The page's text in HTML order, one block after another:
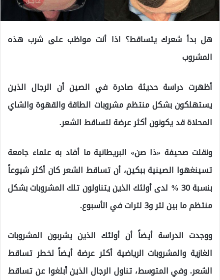
هل بدأ شعرك يتساقط؟ اذا أنت مواظب على شرب هذه
المشروب
أظهرت دراسة حديثة صادرة في الصين أن الرجال الذين
يستهلكون بشكل منتظم مشروبات الطاقة والقهوة والشاي
المحلاة قد يكونون أكثر عرضة لتساقط الشعر.
ونقلت صحيفة «ذا صن» البريطانية ما أفاد به علماء جامعة
تسينغهوا الصينية ببكين، أن تساقط الشعر كان أكثر شيوعاً
بنسبة 30 % لدى أولئك الذين يتناولون تلك المشروبات بشكل
منتظم ما بين لتر و3 لترات في الأسبوع.
ووجدت الدراسة أيضاً أن أولئك الذين يشربون المشروبات
الغازية والمشروبات الرياضية أكثر عرضة أيضاً لخطر تساقط
الشعر. وفي المتوسط، تناول الرجال الذين أبلغوا عن تساقط